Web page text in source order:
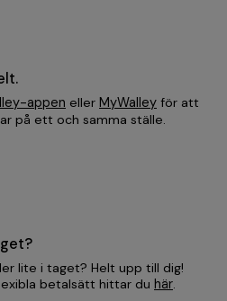
appen eller MyWalley för att
på ett och samma ställe.
lite i taget? Helt upp till dig!
betalsätt hittar du här.